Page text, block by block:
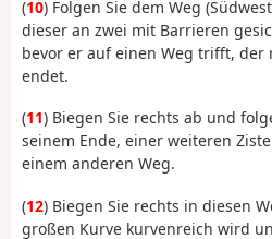
(10) Folgen Sie dem Weg
dieser an zwei mit Barrieren
bevor er auf einen Weg trifft, der
endet.
(11) Biegen Sie rechts ab und
seinem Ende, einer weiteren
einem anderen Weg.
(12) Biegen Sie rechts in diesen
großen Kurve kurvenreich wird